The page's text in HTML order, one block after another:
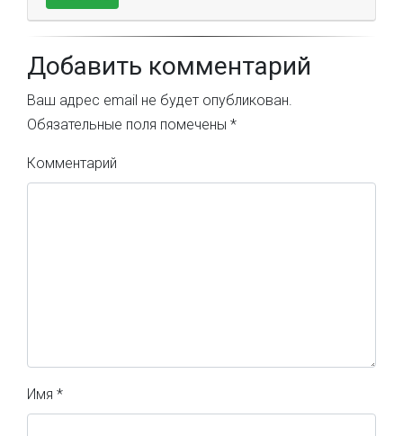
Добавить комментарий
Ваш адрес email не будет опубликован.
Обязательные поля помечены *
Комментарий
Имя *